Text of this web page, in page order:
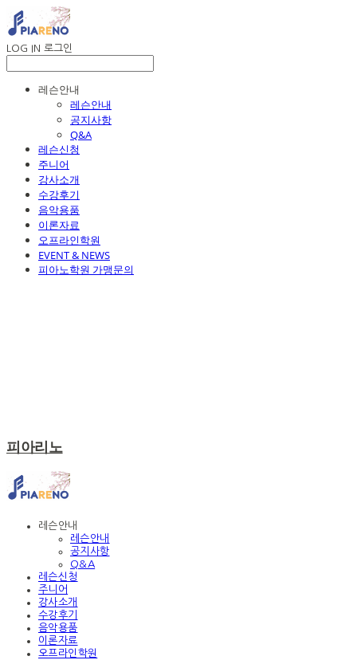
LOG IN 로그인
레슨안내
레슨안내
공지사항
Q&A
레슨신청
주니어
강사소개
수강후기
음악용품
이론자료
오프라인학원
EVENT & NEWS
피아노학원 가맹문의
피아리노
레슨안내
레슨안내
공지사항
Q&A
레슨신청
주니어
강사소개
수강후기
음악용품
이론자료
오프라인학원